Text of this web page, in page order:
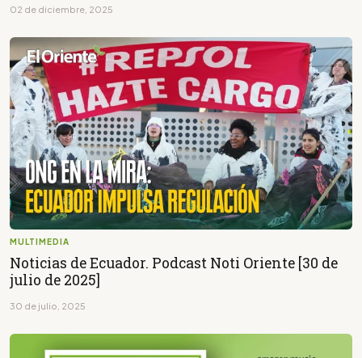
02 de diciembre, 2025
MULTIMEDIA
Noticias de Ecuador. Podcast Noti Oriente [30 de
julio de 2025]
30 de julio, 2025